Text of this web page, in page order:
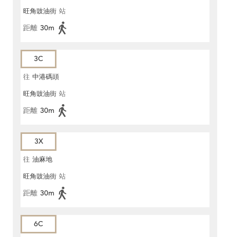
旺角豉油街 站
距離 30m
3C
往 中港碼頭
旺角豉油街 站
距離 30m
3X
往 油麻地
旺角豉油街 站
距離 30m
6C